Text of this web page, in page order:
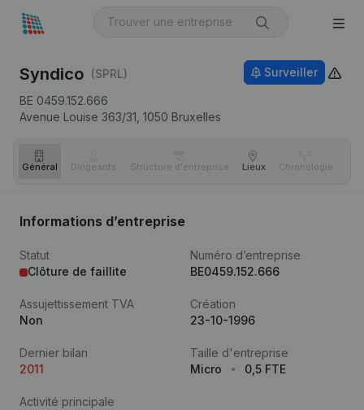
Syndico (SPRL)
BE 0459.152.666
Avenue Louise 363/31, 1050 Bruxelles
Surveiller
Général Dirigeants Structure d'entreprise Lieux Chronologie
Informations d’entreprise
Statut
Clôture de faillite
Numéro d’entreprise
BE0459.152.666
Assujettissement TVA
Non
Création
23-10-1996
Dernier bilan
2011
Taille d'entreprise
Micro
0,5 FTE
Activité principale